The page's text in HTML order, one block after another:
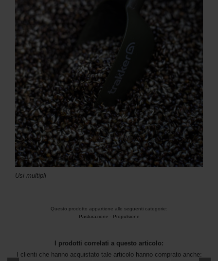
Usi multipli
Questo prodotto appartiene alle seguenti categorie:
Pasturazione - Propulsione
I prodotti correlati a questo articolo:
I clienti che hanno acquistato tale articolo hanno comprato anche: